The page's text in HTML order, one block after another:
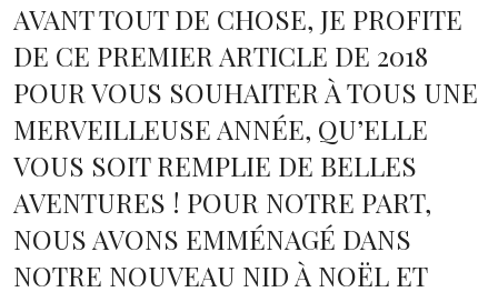
AVANT TOUT DE CHOSE, JE PROFITE
DE CE PREMIER ARTICLE DE 2018
POUR VOUS SOUHAITER À TOUS UNE
MERVEILLEUSE ANNÉE, QU’ELLE
VOUS SOIT REMPLIE DE BELLES
AVENTURES ! POUR NOTRE PART,
NOUS AVONS EMMÉNAGÉ DANS
NOTRE NOUVEAU NID À NOËL ET